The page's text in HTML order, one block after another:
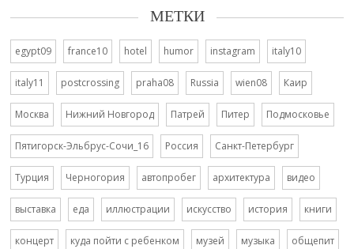
МЕТКИ
egypt09 france10 hotel humor instagram italy10
italy11 postcrossing praha08 Russia wien08 Каир
Москва Нижний Новгород Патрей Питер Подмосковье
Пятигорск-Эльбрус-Сочи_16 Россия Санкт-Петербург
Турция Черногория автопробег архитектура видео
выставка еда иллюстрации искусство история книги
концерт куда пойти с ребенком музей музыка общепит